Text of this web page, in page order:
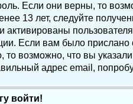
Если они верны, то
13 лет, следуйте
Если вам было
возможно, что вы
адрес email,
войти!